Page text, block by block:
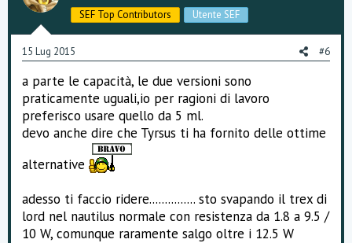
t
e
v
o
t
e
SEF Top Contributors Utente SEF
15 Lug 2015 #6
a parte le capacità, le due versioni sono
praticamente uguali,io per ragioni di lavoro
preferisco usare quello da 5 ml.
devo anche dire che Tyrsus ti ha fornito delle ottime
alternative
adesso ti faccio ridere............... sto svapando il trex di
lord nel nautilus normale con resistenza da 1.8 a 9.5 /
10 W, comunque raramente salgo oltre i 12.5 W